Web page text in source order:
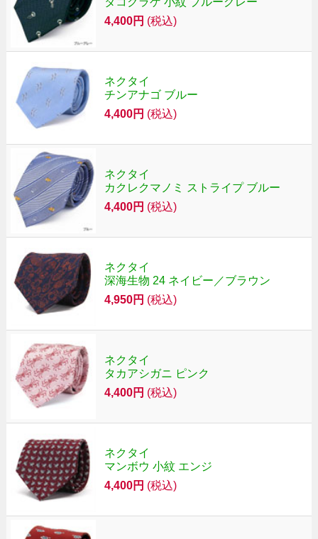
4,400円 (税込)
ネクタイ
チンアナゴ ブルー
4,400円 (税込)
ネクタイ
カクレクマノミ ストライプ ブルー
4,400円 (税込)
ネクタイ
深海生物 24 ネイビー／ブラウン
4,950円 (税込)
ネクタイ
タカアシガニ ピンク
4,400円 (税込)
ネクタイ
マンボウ 小紋 エンジ
4,400円 (税込)